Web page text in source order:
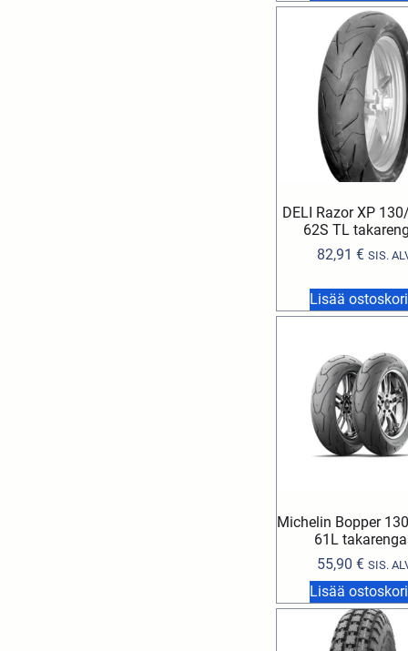
DELI Razor XP
62S TL
82,91€ SIS.
Lisää
Michelin Bopper
61L
55,90€ SIS.
Lisää